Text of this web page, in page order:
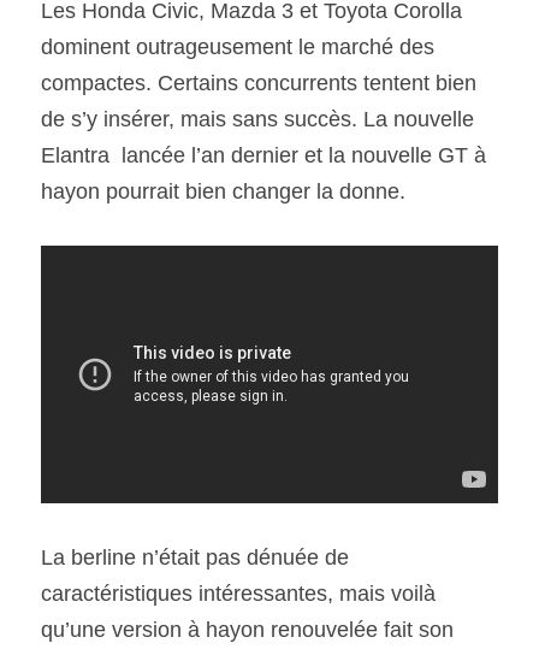
SOUMISSION RAPIDE
ASSURANCE
Les Honda Civic, Mazda 3 et Toyota Corolla
dominent outrageusement le marché des
compactes. Certains concurrents tentent bien
de s’y insérer, mais sans succès. La nouvelle
Elantra  lancée l’an dernier et la nouvelle GT à
hayon pourrait bien changer la donne.
La berline n’était pas dénuée de
caractéristiques intéressantes, mais voilà
qu’une version à hayon renouvelée fait son